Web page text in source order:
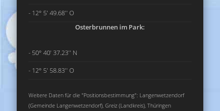
- 12° 5' 49.68'' O
Osterbrunnen im Park:
- 50° 40' 37.23'' N
- 12° 5' 58.83'' O
Weitere Daten für die "Positionsbestimmung": Langenwetzendorf
(Gemeinde Langenwetzendorf), Greiz (Landkreis), Thüringen